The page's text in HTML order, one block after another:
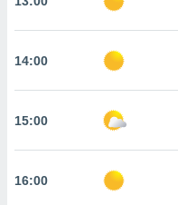
sean
se
ni para
14:00
15:00
16:00